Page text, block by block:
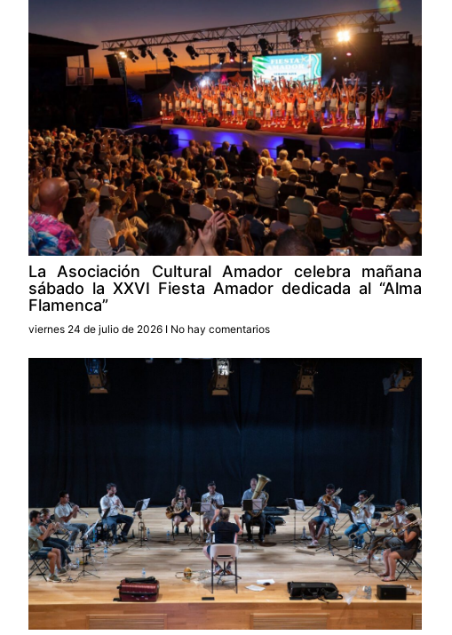
La Asociación Cultural Amador celebra mañana
sábado la XXVI Fiesta Amador dedicada al “Alma
Flamenca”
viernes 24 de julio de 2026 No hay comentarios